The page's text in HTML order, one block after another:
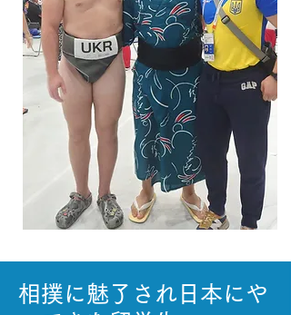
​相撲に魅了され日本にや